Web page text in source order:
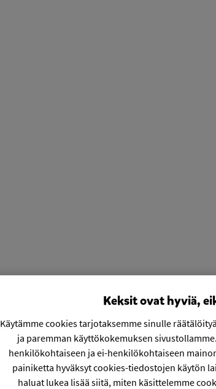
Keksit ovat hyviä,
Käytämme cookies tarjotaksemme sinulle
ja paremman käyttökokemuksen
henkilökohtaiseen ja ei-henkilökohtaiseen
painiketta hyväksyt cookies-tiedostojen käytön
haluat lukea lisää siitä, miten käsittelemme